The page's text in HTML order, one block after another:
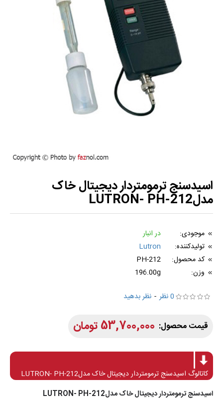
اسیدسنج ترمومتردار دیجیتال خاک
مدلLUTRON- PH-212
موجودی:
در انبار
تولیدکننده:
Lutron
کد محصول:
PH-212
وزن:
196.00g
0 نظر
- نظر بدهید
53,700,000 تومان
اسیدسنج ترمومتردار دیجیتال خاک مدلLUTRON- PH-212
کاتالوگ اسیدسنج ترمومتردار دیجیتال خاک مدلLUTRON- PH-212